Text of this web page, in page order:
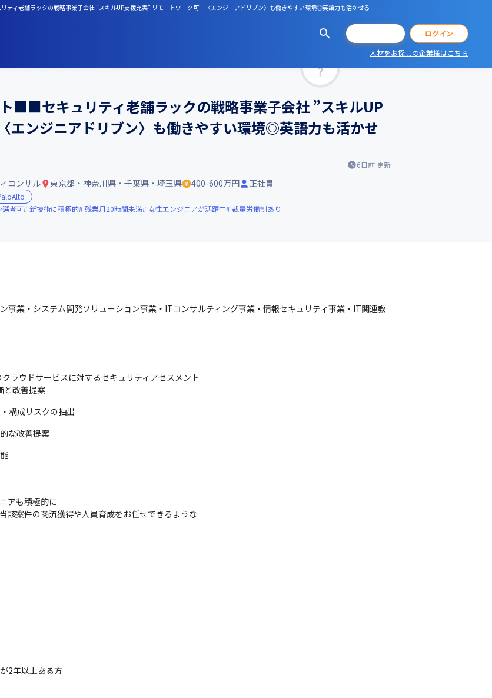
老舗ラックの戦略事業子会社 ”スキルUP支援充実” リモートワーク可！〈エンジニアドリブン〉も働きやすい環境◎英語力も活かせる
ログイン
人材をお探しの企業様はこちら
■■セキュリティ老舗ラックの戦略事業子会社 ”スキルUP
エンジニアドリブン〉も働きやすい環境◎英語力も活かせ
6日前 更新
コンサル 東京都・神奈川県・千葉県・埼玉県 400-600万円 正社員
選考可 新技術に積極的 残業月20時間未満 女性エンジニアが活躍中 裁量労働制あり
事業・システム開発ソリューション事業・ITコンサルティング事業・情報セキュリティ事業・IT関連教
ラウドサービスに対するセキュリティアセスメント
と改善提案
構成リスクの抽出
な改善提案
アも積極的に
該案件の商流獲得や人員育成をお任せできるような
2年以上ある方